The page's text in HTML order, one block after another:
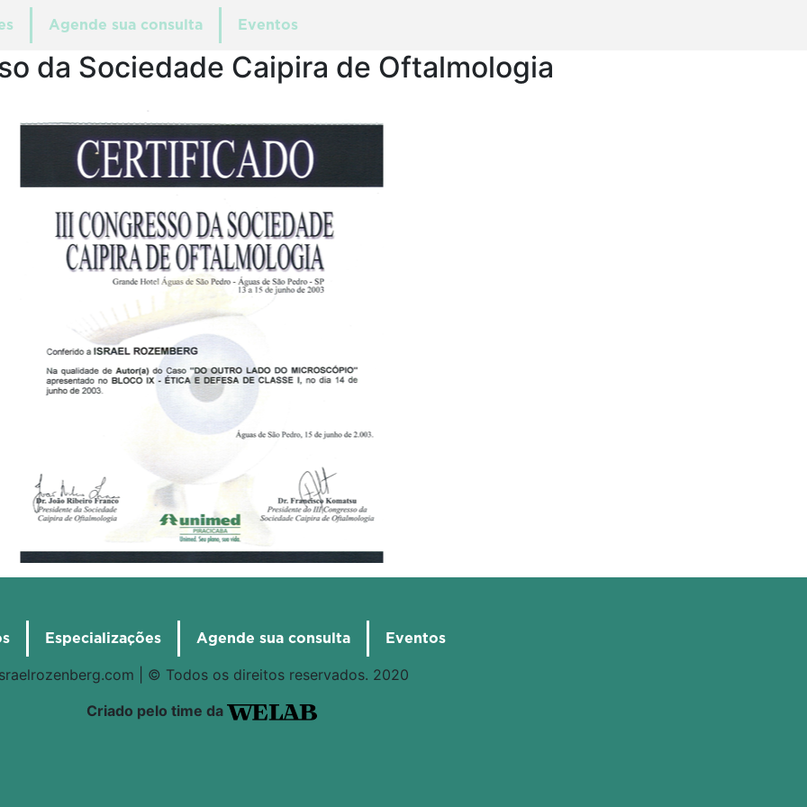
Agende sua consulta Eventos
da Sociedade Caipira de Oftalmologia
Especializações Agende sua consulta Eventos
| © Todos os direitos reservados. 2020
Criado pelo time da